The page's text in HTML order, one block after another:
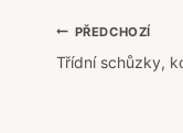
Navigace
pro
PŘEDCHOZÍ
Třídní schůzky,